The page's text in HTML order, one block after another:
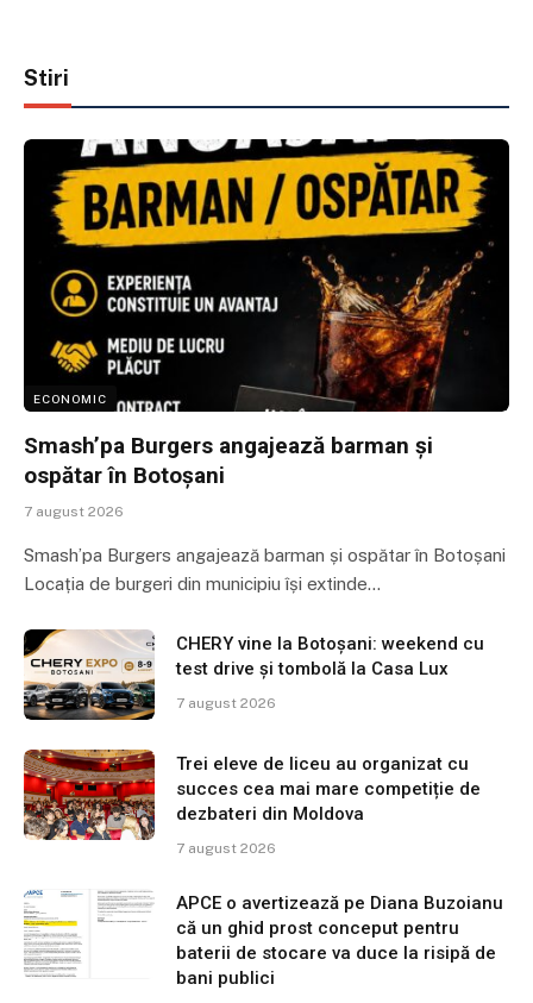
Stiri
ECONOMIC
Smash’pa Burgers angajează barman și
ospătar în Botoșani
7 august 2026
Smash’pa Burgers angajează barman și ospătar în Botoșani
Locația de burgeri din municipiu își extinde…
CHERY vine la Botoșani: weekend cu
test drive și tombolă la Casa Lux
7 august 2026
Trei eleve de liceu au organizat cu
succes cea mai mare competiție de
dezbateri din Moldova
7 august 2026
APCE o avertizează pe Diana Buzoianu
că un ghid prost conceput pentru
baterii de stocare va duce la risipă de
bani publici